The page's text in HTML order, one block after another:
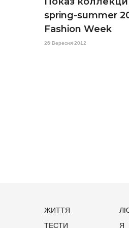
spring-summer
Fashion Week
26 Вересня 2012
ЖИТТЯ
ТЕСТИ